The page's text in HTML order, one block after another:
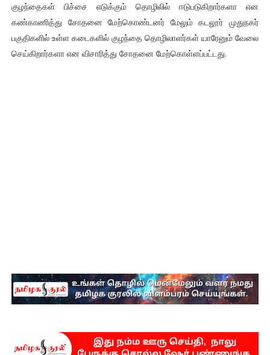
குழந்தைகள் பிச்சை எடுக்கும் தொழிலில் ஈடுபடுகிறார்களா என
கண்காணித்து சோதனை மேற்கொண்டனர் மேலும் கடலூர் முதுநகர்
பகுதிகளில் உள்ள கடைகளில் குழந்தை தொழிலாளர்கள் யாரேனும் வேலை
செய்கிறார்களா என விசாரித்து சோதனை மேற்கொள்ளப்பட்டது.